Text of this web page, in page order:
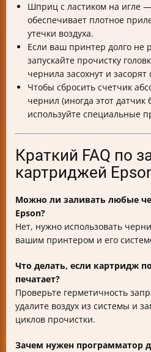
Шприц с ластиком на игле —
обеспечивает плотное
утечки воздуха.
Если ваш принтер долго не
запускайте прочистку
чернила засохнут и засорят
Чтобы сбросить счетчик
чернил (иногда этот датчик
используйте специальные
Краткий FAQ по
картриджей
Можно ли заливать любые
Epson?
Нет, нужно использовать
вашим принтером и его
Что делать, если картридж
печатает?
Проверьте герметичность
удалите воздух из системы и
циклов прочистки.
Зачем нужен программатор